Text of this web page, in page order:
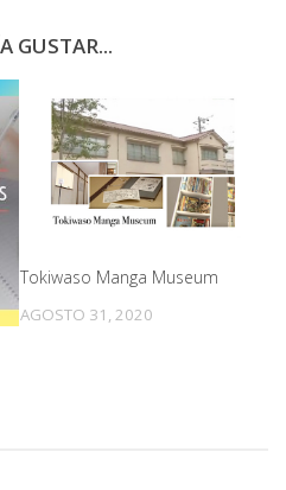
GUSTAR...
Tokiwaso Manga Museum
AGOSTO 31, 2020